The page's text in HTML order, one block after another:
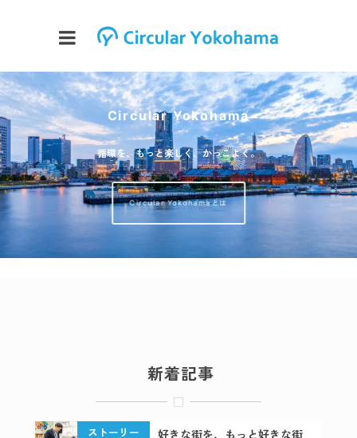
Circular Yokohama
循環を、もっと楽しく、かっこよく。
Circular Yokohamaとは
新着記事
好きな街を、もっと好きな街
233
全
て